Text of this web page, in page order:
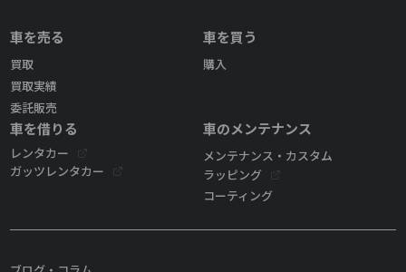
車を売る
買取
買取実績
委託販売
車を買う
購入
車を借りる
レンタカー
ガッツレンタカー
車のメンテナンス
メンテナンス・カスタム
ラッピング
コーティング